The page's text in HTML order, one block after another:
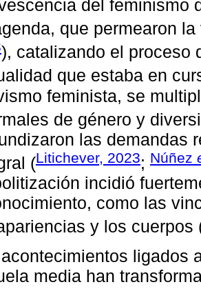
del feminismo
que permearon
), catalizando el proceso
que estaba en
feminista, se
de género y
las demandas
(Litichever, 2023; Núñez
incidió
como las
y los cuerpos
ligados
media han